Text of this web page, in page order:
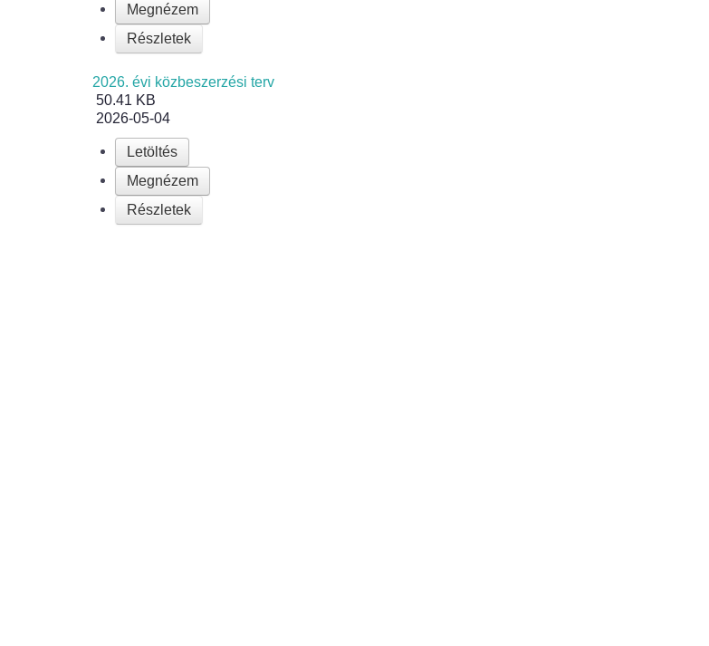
Megnézem
Részletek
2026. évi közbeszerzési terv
50.41 KB
2026-05-04
Letöltés
Megnézem
Részletek